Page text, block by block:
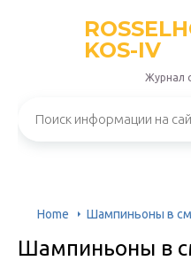
KOS-IV
Журнал
Home Шампиньоны в
Шампиньоны в